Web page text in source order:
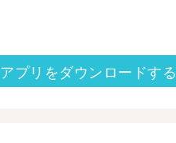
アプリをダウンロードする